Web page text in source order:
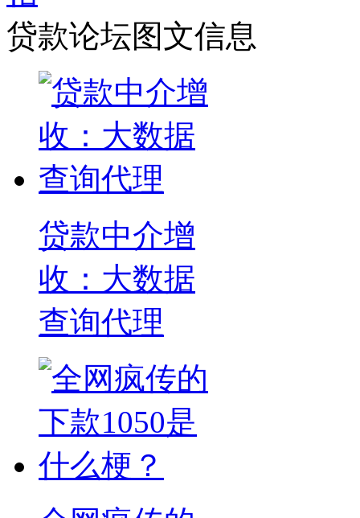
贷款论坛图文信息
贷款中介增
收：大数据
查询代理